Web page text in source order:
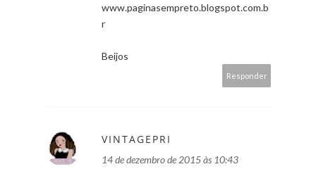
www.paginasempreto.blogspot.com.b
r
Beijos
Responder
VINTAGEPRI
14 de dezembro de 2015 às 10:43